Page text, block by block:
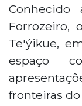
Conhecido
Forrozeiro,
Te'ýikue,
espaço
fronteiras do